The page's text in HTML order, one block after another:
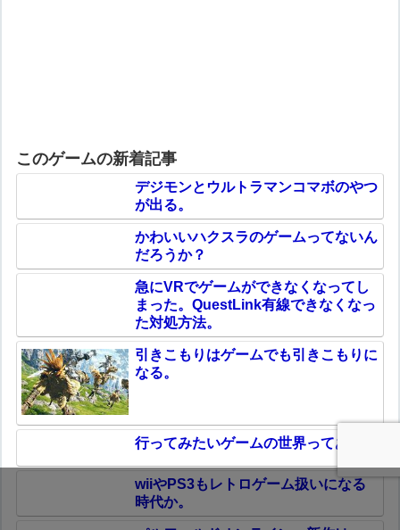
このゲームの新着記事
デジモンとウルトラマンコマボのやつ
が出る。
かわいいハクスラのゲームってないん
だろうか？
急にVRでゲームができなくなってし
まった。QuestLink有線できなくなっ
た対処方法。
引きこもりはゲームでも引きこもりに
なる。
行ってみたいゲームの世界ってある？
wiiやPS3もレトロゲーム扱いになる
時代か。